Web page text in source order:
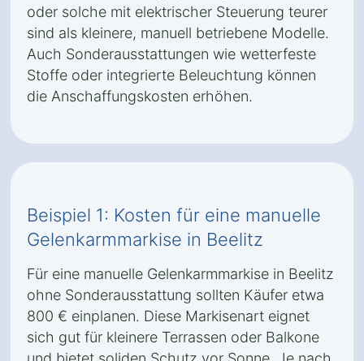
oder solche mit elektrischer Steuerung teurer
sind als kleinere, manuell betriebene Modelle.
Auch Sonderausstattungen wie wetterfeste
Stoffe oder integrierte Beleuchtung können
die Anschaffungskosten erhöhen.
Beispiel 1: Kosten für eine manuelle
Gelenkarmmarkise in Beelitz
Für eine manuelle Gelenkarmmarkise in Beelitz
ohne Sonderausstattung sollten Käufer etwa
800 € einplanen. Diese Markisenart eignet
sich gut für kleinere Terrassen oder Balkone